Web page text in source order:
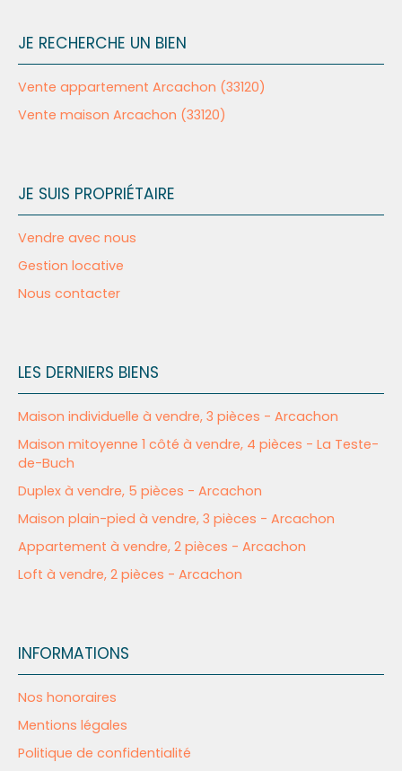
JE RECHERCHE UN BIEN
Vente appartement Arcachon (33120)
Vente maison Arcachon (33120)
JE SUIS PROPRIÉTAIRE
Vendre avec nous
Gestion locative
Nous contacter
LES DERNIERS BIENS
Maison individuelle à vendre, 3 pièces - Arcachon
Maison mitoyenne 1 côté à vendre, 4 pièces - La Teste-
de-Buch
Duplex à vendre, 5 pièces - Arcachon
Maison plain-pied à vendre, 3 pièces - Arcachon
Appartement à vendre, 2 pièces - Arcachon
Loft à vendre, 2 pièces - Arcachon
INFORMATIONS
Nos honoraires
Mentions légales
Politique de confidentialité